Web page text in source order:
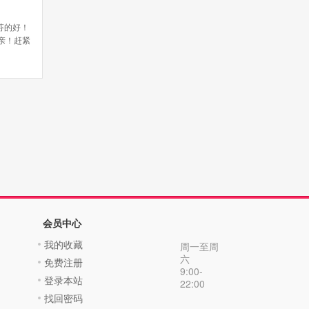
好！
！赶紧
会员中心
我的收藏
免费注册
登录本站
找回密码
周一至周
六
9:00-
22:00